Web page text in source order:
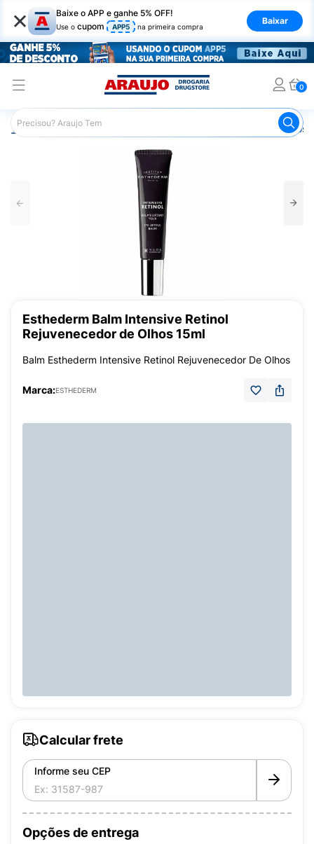
× Baixe o APP e ganhe 5% OFF!
Use o cupom APP5 na primeira compra
Baixar
0
Araujo Dermocosméticos Dermocosméticos para o
Esthederm Balm Intensive Retinol
Rejuvenecedor de Olhos 15ml
Balm Esthederm Intensive Retinol Rejuvenecedor De Olhos
Marca:ESTHEDERM
Calcular frete
Informe seu CEP
Opções de entrega